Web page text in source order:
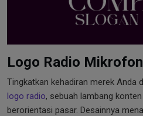
Logo Radio
Tingkatkan kehadiran merek Anda
logo radio, sebuah lambang
berorientasi pasar. Desainnya